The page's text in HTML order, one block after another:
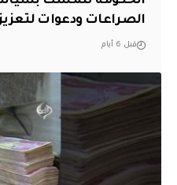
الصراعات ودعوات
قبل 6 أيام